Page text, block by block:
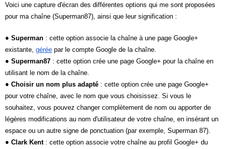
Voici une capture d'écran des différentes options qui me sont proposées
pour ma chaîne (Superman87), ainsi que leur signification :
● Superman : cette option associe la chaîne à une page Google+
existante, gérée par le compte Google de la chaîne.
● Superman87 : cette option crée une page Google+ pour la chaîne en
utilisant le nom de la chaîne.
● Choisir un nom plus adapté : cette option crée une page Google+
pour votre chaîne, avec le nom que vous choisissez. Si vous le
souhaitez, vous pouvez changer complètement de nom ou apporter de
légères modifications au nom d'utilisateur de votre chaîne, en insérant un
espace ou un autre signe de ponctuation (par exemple, Superman 87).
● Clark Kent : cette option associe votre chaîne au profil Google+ du